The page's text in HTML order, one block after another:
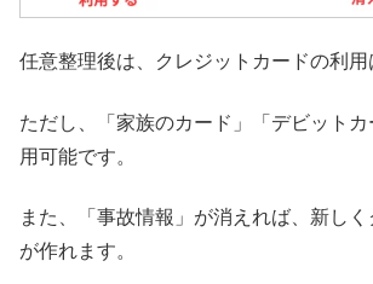
任意整理後は、クレジットカードの利用
ただし、「家族のカード」「デビットカ
用可能です。
また、「事故情報」が消えれば、新し
が作れます。